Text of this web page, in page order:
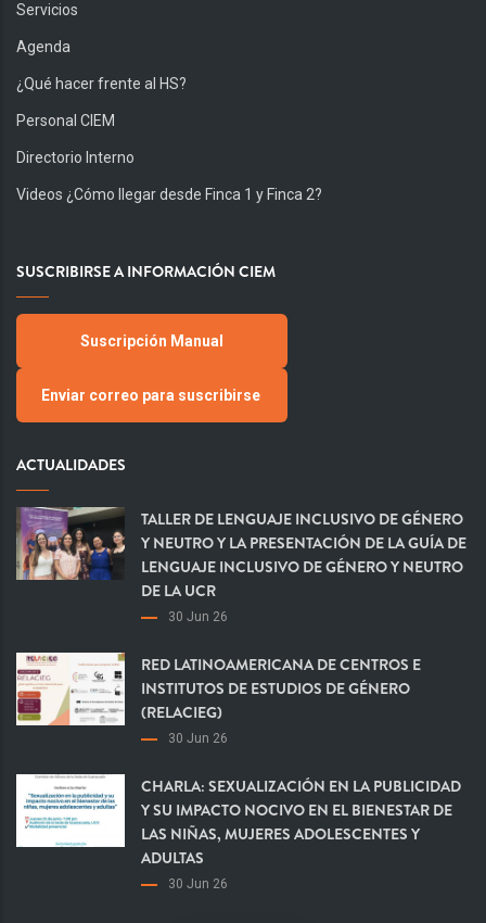
Servicios
Agenda
¿Qué hacer frente al HS?
Personal CIEM
Directorio Interno
Videos ¿Cómo llegar desde Finca 1 y Finca 2?
SUSCRIBIRSE A INFORMACIÓN CIEM
Suscripción Manual
Enviar correo para suscribirse
ACTUALIDADES
TALLER DE LENGUAJE INCLUSIVO DE GÉNERO
Y NEUTRO Y LA PRESENTACIÓN DE LA GUÍA DE
LENGUAJE INCLUSIVO DE GÉNERO Y NEUTRO
DE LA UCR
30 Jun 26
RED LATINOAMERICANA DE CENTROS E
INSTITUTOS DE ESTUDIOS DE GÉNERO
(RELACIEG)
30 Jun 26
CHARLA: SEXUALIZACIÓN EN LA PUBLICIDAD
Y SU IMPACTO NOCIVO EN EL BIENESTAR DE
LAS NIÑAS, MUJERES ADOLESCENTES Y
ADULTAS
30 Jun 26